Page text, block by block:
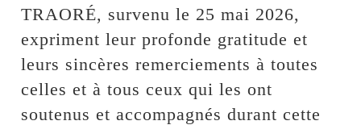
TRAORÉ, survenu le 25 mai 2026,
expriment leur profonde gratitude et
leurs sincères remerciements à toutes
celles et à tous ceux qui les ont
soutenus et accompagnés durant cette